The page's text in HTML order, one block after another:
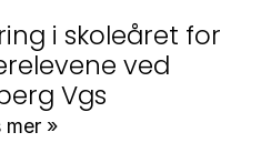
i skoleåret for
ved
Vgs
mer »